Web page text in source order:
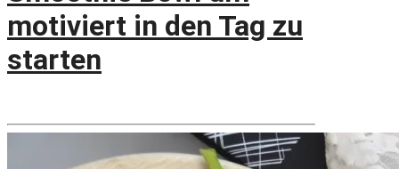
motiviert in den Tag zu
starten